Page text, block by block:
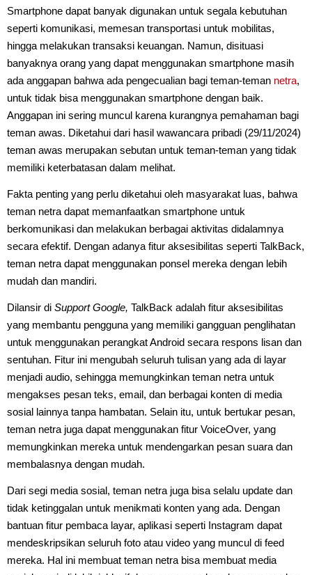
Smartphone dapat banyak digunakan untuk segala kebutuhan
seperti komunikasi, memesan transportasi untuk mobilitas,
hingga melakukan transaksi keuangan. Namun, disituasi
banyaknya orang yang dapat menggunakan smartphone masih
ada anggapan bahwa ada pengecualian bagi teman-teman netra,
untuk tidak bisa menggunakan smartphone dengan baik.
Anggapan ini sering muncul karena kurangnya pemahaman bagi
teman awas. Diketahui dari hasil wawancara pribadi (29/11/2024)
teman awas merupakan sebutan untuk teman-teman yang tidak
memiliki keterbatasan dalam melihat.
Fakta penting yang perlu diketahui oleh masyarakat luas, bahwa
teman netra dapat memanfaatkan smartphone untuk
berkomunikasi dan melakukan berbagai aktivitas didalamnya
secara efektif. Dengan adanya fitur aksesibilitas seperti TalkBack,
teman netra dapat menggunakan ponsel mereka dengan lebih
mudah dan mandiri.
Dilansir di Support Google, TalkBack adalah fitur aksesibilitas
yang membantu pengguna yang memiliki gangguan penglihatan
untuk menggunakan perangkat Android secara respons lisan dan
sentuhan. Fitur ini mengubah seluruh tulisan yang ada di layar
menjadi audio, sehingga memungkinkan teman netra untuk
mengakses pesan teks, email, dan berbagai konten di media
sosial lainnya tanpa hambatan. Selain itu, untuk bertukar pesan,
teman netra juga dapat menggunakan fitur VoiceOver, yang
memungkinkan mereka untuk mendengarkan pesan suara dan
membalasnya dengan mudah.
Dari segi media sosial, teman netra juga bisa selalu update dan
tidak ketinggalan untuk menikmati konten yang ada. Dengan
bantuan fitur pembaca layar, aplikasi seperti Instagram dapat
mendeskripsikan seluruh foto atau video yang muncul di feed
mereka. Hal ini membuat teman netra bisa membuat media